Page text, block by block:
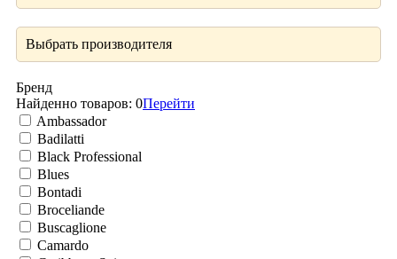
Выбрать производителя
Бренд
Найденно товаров: 0Перейти
Ambassador
Badilatti
Black Professional
Blues
Bontadi
Broceliande
Buscaglione
Camardo